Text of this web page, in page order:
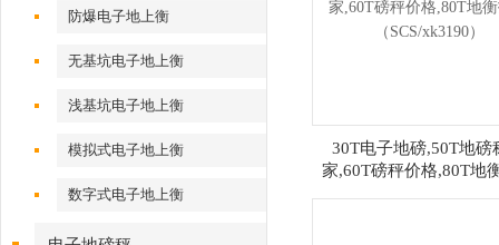
防爆电子地上衡
无基坑电子地上衡
浅基坑电子地上衡
模拟式电子地上衡
数字式电子地上衡
30T电子地磅,50T地磅
家,60T磅秤价格,80T地